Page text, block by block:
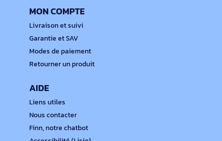
MON COMPTE
Livraison et suivi
Garantie et SAV
Modes de paiement
Retourner un produit
AIDE
Liens utiles
Nous contacter
Finn, notre chatbot